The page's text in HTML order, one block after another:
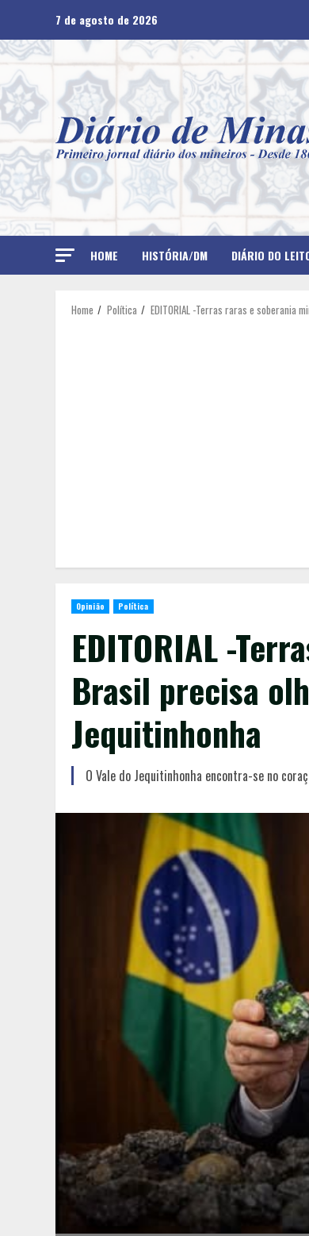
content
7 de agosto de 2026
HOME HISTÓRIA/DM DIÁRIO DO
Home Política EDITORIAL -Terras raras e soberania
Opinião Política
EDITORIAL -
Brasil precisa
Jequitinhonha
O Vale do Jequitinhonha encontra-se no